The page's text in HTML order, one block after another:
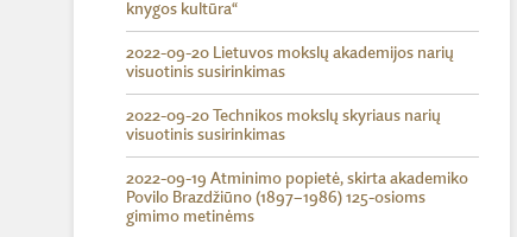
knygos kultūra“
2022-09-20 Lietuvos mokslų akademijos narių
visuotinis susirinkimas
2022-09-20 Technikos mokslų skyriaus narių
visuotinis susirinkimas
2022-09-19 Atminimo popietė, skirta akademiko
Povilo Brazdžiūno (1897–1986) 125-osioms
gimimo metinėms